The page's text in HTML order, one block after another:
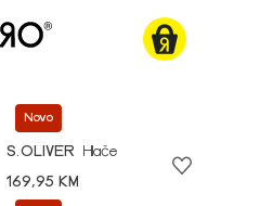
Novo
S.OLIVER
Hlače
169,95 KM